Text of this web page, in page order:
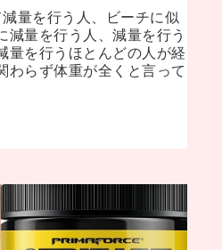
量を行う人、ビーチに似
減量を行う人、減量を行う
量を行うほとんどの人が経
わらず体重が全くと言って